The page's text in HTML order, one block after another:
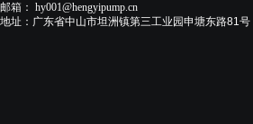
邮箱： hy001@hengyipump.cn
地址： 广东省中山市坦洲镇第三工业园申塘东路81号